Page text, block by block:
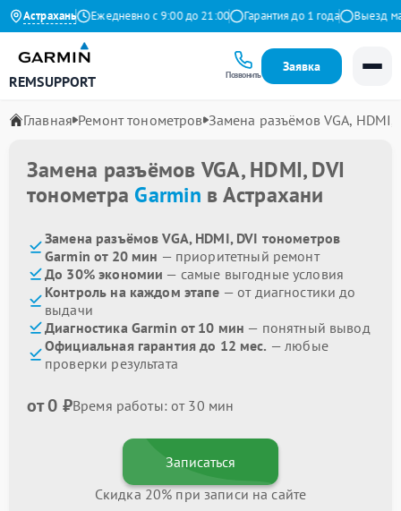
Астрахань
на Яндекс Ежедневно с 9:00 до 21:00 Гарантия до 1 года Выезд
REMSUPPORT Позвонить
Заявка
Главная Ремонт тонометров Замена разъёмов VGA, HDMI,
Замена разъёмов VGA, HDMI, DVI
тонометра Garmin в Астрахани
Замена разъёмов VGA, HDMI, DVI тонометров
Garmin от 20 мин — приоритетный ремонт
До 30% экономии — самые выгодные условия
Контроль на каждом этапе — от диагностики до
выдачи
Диагностика Garmin от 10 мин — понятный вывод
Официальная гарантия до 12 мес. — любые
проверки результата
от 0 ₽Время работы: от 30 мин
Записаться
Скидка 20% при записи на сайте